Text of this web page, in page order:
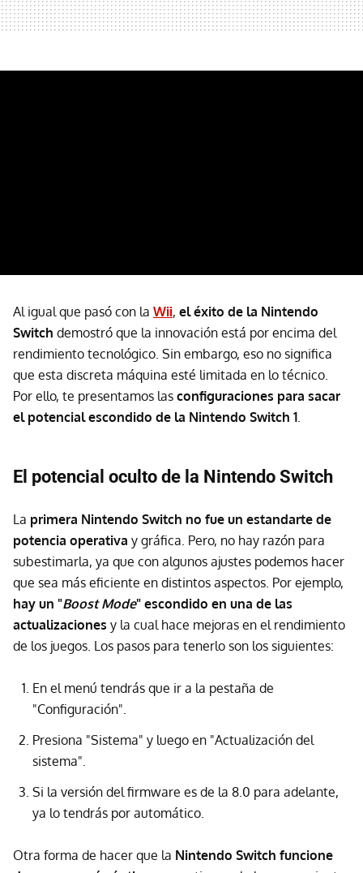
Al igual que pasó con la Wii, el éxito de la Nintendo
Switch demostró que la innovación está por encima del
rendimiento tecnológico. Sin embargo, eso no significa
que esta discreta máquina esté limitada en lo técnico.
Por ello, te presentamos las configuraciones para sacar
el potencial escondido de la Nintendo Switch 1.
El potencial oculto de la Nintendo Switch
La primera Nintendo Switch no fue un estandarte de
potencia operativa y gráfica. Pero, no hay razón para
subestimarla, ya que con algunos ajustes podemos hacer
que sea más eficiente en distintos aspectos. Por ejemplo,
hay un "Boost Mode" escondido en una de las
actualizaciones y la cual hace mejoras en el rendimiento
de los juegos. Los pasos para tenerlo son los siguientes:
En el menú tendrás que ir a la pestaña de
"Configuración".
Presiona "Sistema" y luego en "Actualización del
sistema".
Si la versión del firmware es de la 8.0 para adelante,
ya lo tendrás por automático.
Otra forma de hacer que la Nintendo Switch funcione